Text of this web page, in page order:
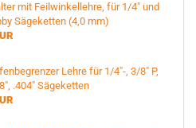
mit Feilwinkellehre, für 1/4" und
Sägeketten (4,0 mm)
Lehre für 1/4"-, 3/8" P,
.404" Sägeketten